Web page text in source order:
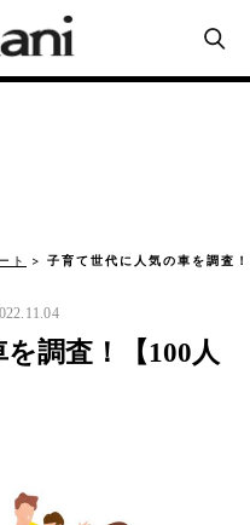
ト 子育て世代に人気の車を調査
調査！【100人